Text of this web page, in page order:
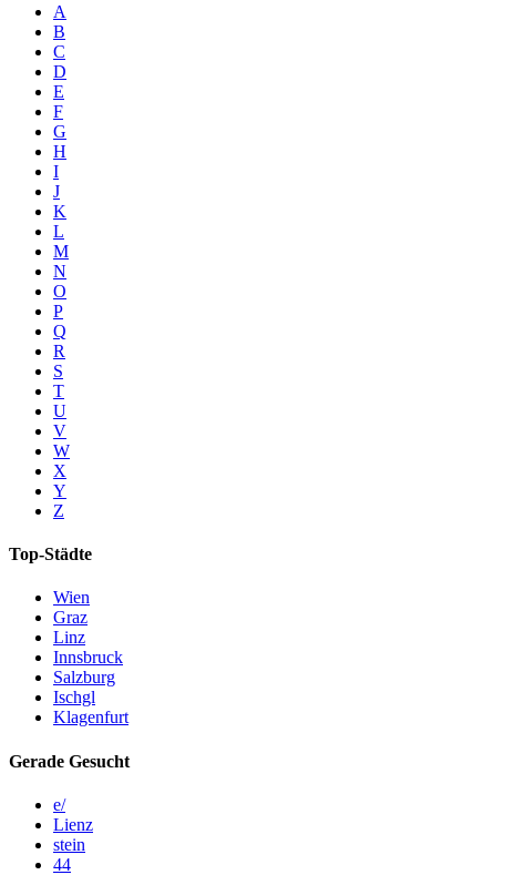
A
B
C
D
E
F
G
H
I
J
K
L
M
N
O
P
Q
R
S
T
U
V
W
X
Y
Z
Top-Städte
Wien
Graz
Linz
Innsbruck
Salzburg
Ischgl
Klagenfurt
Gerade Gesucht
e/
Lienz
stein
44